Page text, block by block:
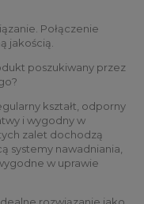
Połączenie
jakością.
poszukiwany przez
kształt, odporny
i wygodny w
zalet dochodzą
systemy nawadniania,
w uprawie